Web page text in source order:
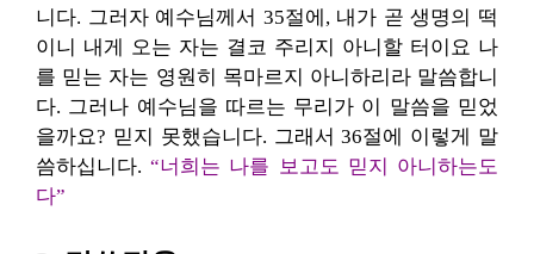
니다. 그러자 예수님께서 35절에, 내가 곧 생명의 떡
이니 내게 오는 자는 결코 주리지 아니할 터이요 나
를 믿는 자는 영원히 목마르지 아니하리라 말씀합니
다. 그러나 예수님을 따르는 무리가 이 말씀을 믿었
을까요? 믿지 못했습니다. 그래서 36절에 이렇게 말
씀하십니다. “너희는 나를 보고도 믿지 아니하는도
다”